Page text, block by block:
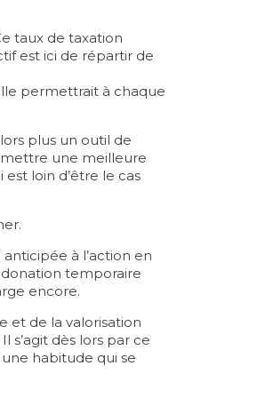
taux de taxation
est ici de répartir de
permettrait à chaque
plus un outil de
une meilleure
loin d’être le cas
à l’action en
temporaire
encore.
et de la valorisation
s’agit dès lors par ce
habitude qui se